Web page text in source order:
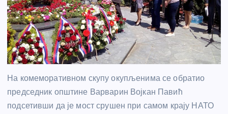
На комеморативном скупу окупљенима се обратио
председник општине Варварин Војкан Павић
подсетивши да је мост срушен при самом крају НАТО